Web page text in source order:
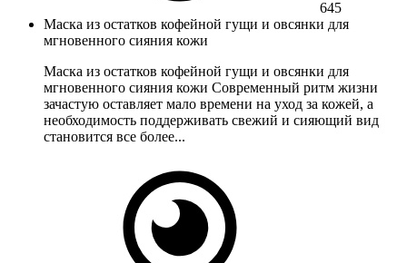
645
Маска из остатков кофейной гущи и овсянки для
мгновенного сияния кожи
Маска из остатков кофейной гущи и овсянки для
мгновенного сияния кожи Современный ритм жизни
зачастую оставляет мало времени на уход за кожей, а
необходимость поддерживать свежий и сияющий вид
становится все более...